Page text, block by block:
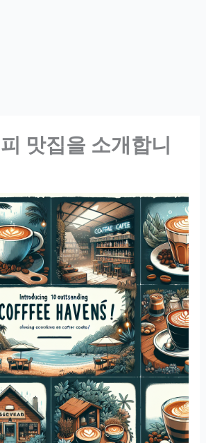
맛집을 소개합니